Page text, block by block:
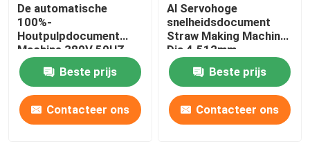
De automatische
100%-
Houtpulpdocument
Machine 380V 50HZ
van Straw Machine
Paper Tissue Paper
Beste prijs
Contacteer ons
Al Servohoge
snelheidsdocument
Straw Making Machine
Dia 4.512mm
Beste prijs
Contacteer ons